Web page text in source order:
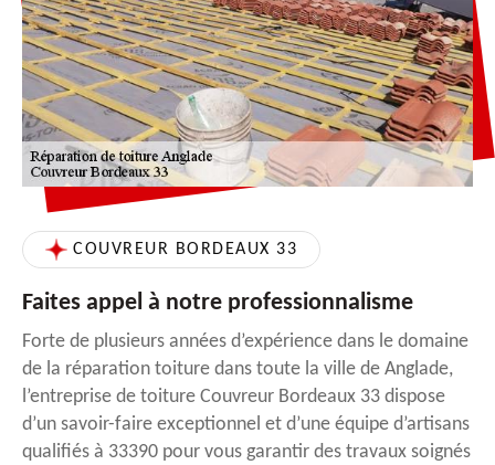
COUVREUR BORDEAUX 33
Faites appel à notre professionnalisme
Forte de plusieurs années d’expérience dans le domaine
de la réparation toiture dans toute la ville de Anglade,
l’entreprise de toiture Couvreur Bordeaux 33 dispose
d’un savoir-faire exceptionnel et d’une équipe d’artisans
qualifiés à 33390 pour vous garantir des travaux soignés